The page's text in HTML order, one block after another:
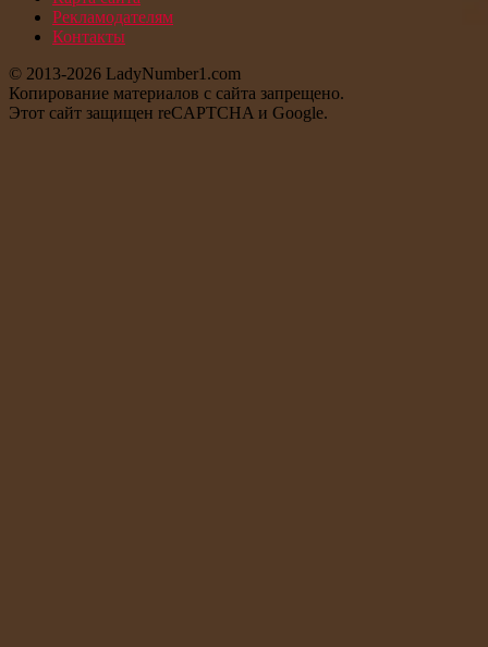
Рекламодателям
Контакты
© 2013-2026 LadyNumber1.com
Копирование материалов c сайта запрещено.
Этот сайт защищен reCAPTCHA и Google.